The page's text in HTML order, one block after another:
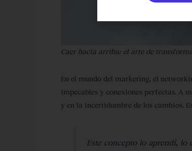
Caer hacia arriba: el arte de
En el mundo del marketing, el
impecables y conexiones perfectas. A
y en la incertidumbre de los cambios.
Este concepto lo aprendí, lo